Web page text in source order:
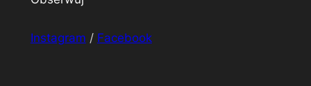
Instagram / Facebook